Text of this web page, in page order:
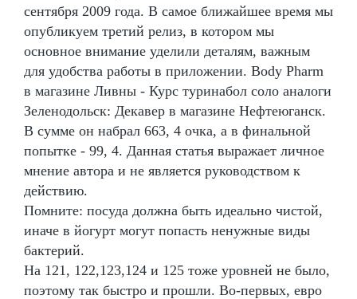
сентября 2009 года. В самое ближайшее время мы
опубликуем третий релиз, в котором мы
основное внимание уделили деталям, важным
для удобства работы в приложении. Body Pharm
в магазине Ливны - Курс туринабол соло аналоги
Зеленодольск: Декавер в магазине Нефтеюганск.
В сумме он набрал 663, 4 очка, а в финальной
попытке - 99, 4. Данная статья выражает личное
мнение автора и не является руководством к
действию.
Помните: посуда должна быть идеально чистой,
иначе в йогурт могут попасть ненужные виды
бактерий.
На 121, 122,123,124 и 125 тоже уровней не было,
поэтому так быстро и прошли. Во-первых, евро